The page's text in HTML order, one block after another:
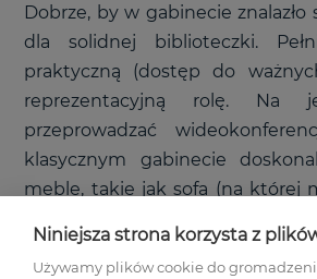
Dobrze, by w gabinecie
dla solidnej biblioteczki.
praktyczną (dostęp do
reprezentacyjną rolę. Na
przeprowadzać
klasycznym gabinecie
meble, takie jak sofa (na której
większym gronie.
Niniejsza strona korzysta z
Używamy plików cookie do